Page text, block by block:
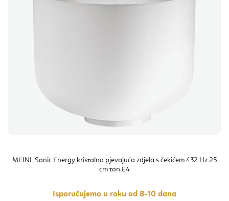
MEINL Sonic Energy kristalna pjevajuća zdjela s čekićem 432 Hz 25
cm ton E4
Isporučujemo u roku od 8-10 dana